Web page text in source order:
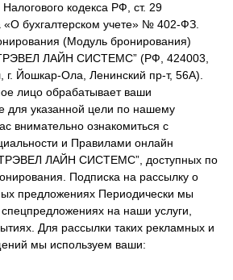
Налогового кодекса РФ, ст. 29
бухгалтерском учете» № 402-ФЗ.
(Модуль бронирования)
ЛАЙН СИСТЕМС” (РФ, 424003,
Йошкар-Ола, Ленинский пр-т, 56А).
лицо обрабатывает ваши
для указанной цели по нашему
внимательно ознакомиться с
и Правилами онлайн
ЛАЙН СИСТЕМС”, доступных по
Подписка на рассылку о
предложениях Периодически мы
на наши услуги,
Для рассылки таких рекламных и
мы используем ваши: